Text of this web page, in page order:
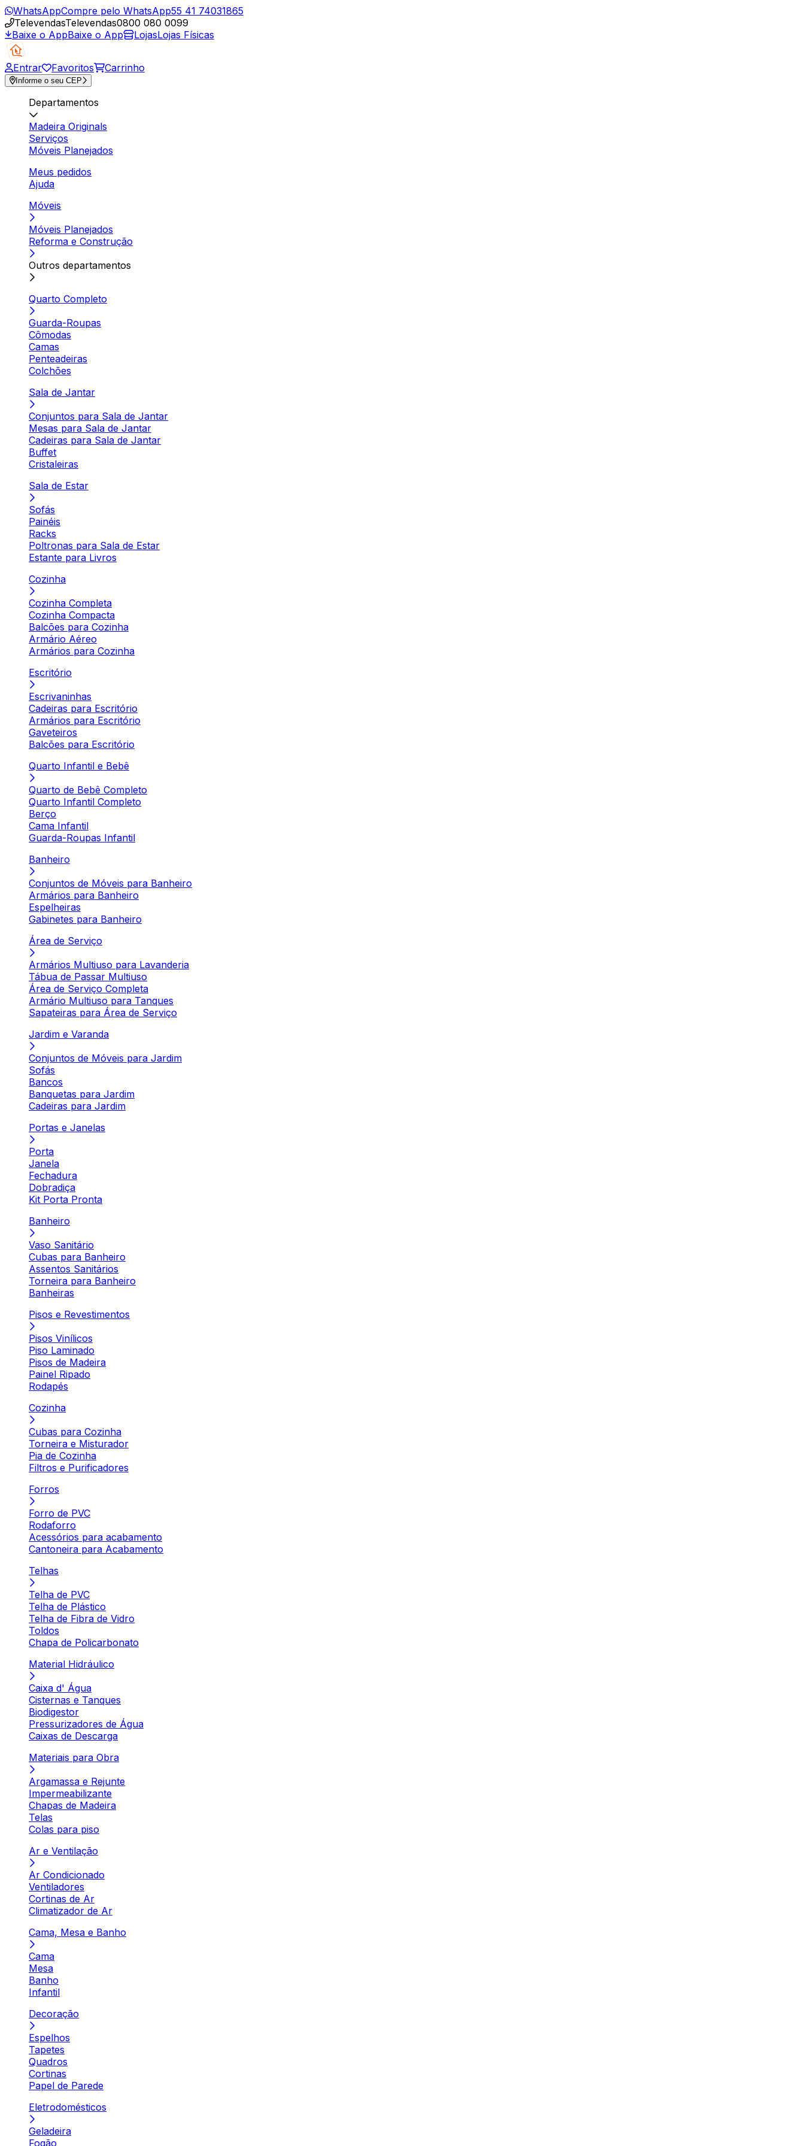
WhatsAppCompre pelo WhatsApp55 41 74031865
TelevendasTelevendas0800 080 0099
Baixe o AppBaixe o App LojasLojas Físicas
Entrar Favoritos Carrinho
Informe o seu CEP
Departamentos
Madeira Originals
Serviços
Móveis Planejados
Meus pedidos
Ajuda
Móveis
Móveis Planejados
Reforma e Construção
Outros departamentos
Quarto Completo
Guarda-Roupas
Cômodas
Camas
Penteadeiras
Colchões
Sala de Jantar
Conjuntos para Sala de Jantar
Mesas para Sala de Jantar
Cadeiras para Sala de Jantar
Buffet
Cristaleiras
Sala de Estar
Sofás
Painéis
Racks
Poltronas para Sala de Estar
Estante para Livros
Cozinha
Cozinha Completa
Cozinha Compacta
Balcões para Cozinha
Armário Aéreo
Armários para Cozinha
Escritório
Escrivaninhas
Cadeiras para Escritório
Armários para Escritório
Gaveteiros
Balcões para Escritório
Quarto Infantil e Bebê
Quarto de Bebê Completo
Quarto Infantil Completo
Berço
Cama Infantil
Guarda-Roupas Infantil
Banheiro
Conjuntos de Móveis para Banheiro
Armários para Banheiro
Espelheiras
Gabinetes para Banheiro
Área de Serviço
Armários Multiuso para Lavanderia
Tábua de Passar Multiuso
Área de Serviço Completa
Armário Multiuso para Tanques
Sapateiras para Área de Serviço
Jardim e Varanda
Conjuntos de Móveis para Jardim
Sofás
Bancos
Banquetas para Jardim
Cadeiras para Jardim
Portas e Janelas
Porta
Janela
Fechadura
Dobradiça
Kit Porta Pronta
Banheiro
Vaso Sanitário
Cubas para Banheiro
Assentos Sanitários
Torneira para Banheiro
Banheiras
Pisos e Revestimentos
Pisos Vinílicos
Piso Laminado
Pisos de Madeira
Painel Ripado
Rodapés
Cozinha
Cubas para Cozinha
Torneira e Misturador
Pia de Cozinha
Filtros e Purificadores
Forros
Forro de PVC
Rodaforro
Acessórios para acabamento
Cantoneira para Acabamento
Telhas
Telha de PVC
Telha de Plástico
Telha de Fibra de Vidro
Toldos
Chapa de Policarbonato
Material Hidráulico
Caixa d' Água
Cisternas e Tanques
Biodigestor
Pressurizadores de Água
Caixas de Descarga
Materiais para Obra
Argamassa e Rejunte
Impermeabilizante
Chapas de Madeira
Telas
Colas para piso
Ar e Ventilação
Ar Condicionado
Ventiladores
Cortinas de Ar
Climatizador de Ar
Cama, Mesa e Banho
Cama
Mesa
Banho
Infantil
Decoração
Espelhos
Tapetes
Quadros
Cortinas
Papel de Parede
Eletrodomésticos
Geladeira
Fogão